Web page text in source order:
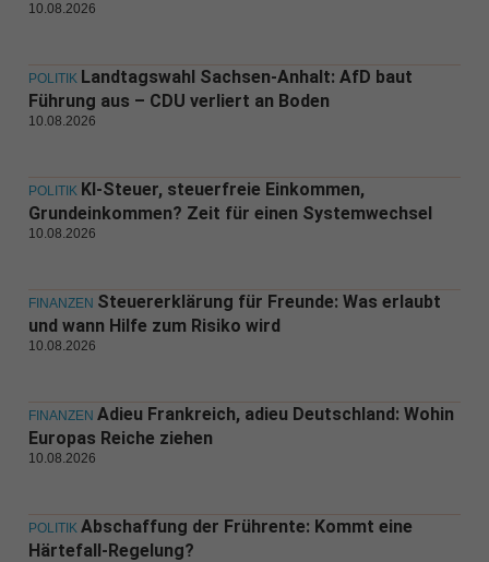
10.08.2026
POLITIK Landtagswahl Sachsen-Anhalt: AfD baut
Führung aus – CDU verliert an Boden
10.08.2026
POLITIK KI-Steuer, steuerfreie Einkommen,
Grundeinkommen? Zeit für einen Systemwechsel
10.08.2026
FINANZEN Steuererklärung für Freunde: Was erlaubt
und wann Hilfe zum Risiko wird
10.08.2026
FINANZEN Adieu Frankreich, adieu Deutschland: Wohin
Europas Reiche ziehen
10.08.2026
POLITIK Abschaffung der Frührente: Kommt eine
Härtefall-Regelung?